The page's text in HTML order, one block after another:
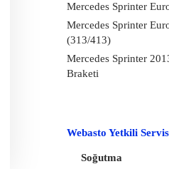
Mercedes Sprinter
Mercedes Sprinter
(313/413)
Mercedes Sprinter
Braketi
Webasto Yetkili Servis
Soğutma